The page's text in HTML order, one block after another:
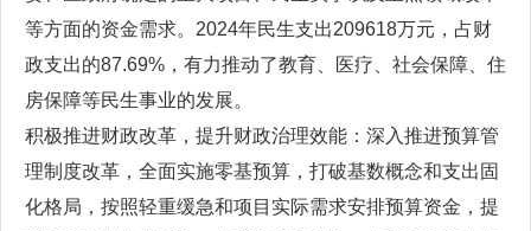
等方面的资金需求。2024年民生支出209618万元，占财
政支出的87.69%，有力推动了教育、医疗、社会保障、住
房保障等民生事业的发展。
积极推进财政改革，提升财政治理效能：深入推进预算管
理制度改革，全面实施零基预算，打破基数概念和支出固
化格局，按照轻重缓急和项目实际需求安排预算资金，提